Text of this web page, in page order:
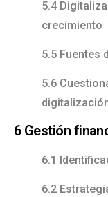
5.4
crecimiento
5.5 Fuentes
5.6
6 Gestión
6.1
6.2